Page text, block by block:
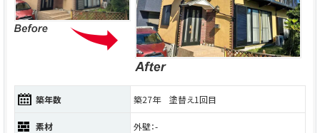
築年数 築27年 塗替え1回目
素材 外壁：-